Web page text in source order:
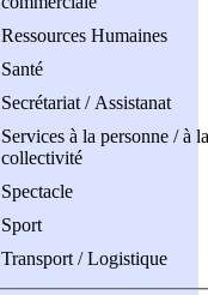
Ressources Humaines
Santé
Secrétariat / Assistanat
Services à la personne / à la
collectivité
Spectacle
Sport
Transport / Logistique